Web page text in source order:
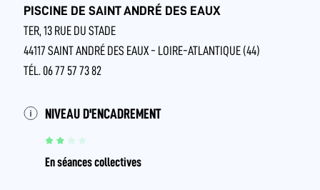
PISCINE DE SAINT ANDRÉ DES EAUX
TER, 13 RUE DU STADE
44117 SAINT ANDRÉ DES EAUX - LOIRE-ATLANTIQUE (44)
TÉL. 06 77 57 73 82
NIVEAU D'ENCADREMENT
En séances collectives